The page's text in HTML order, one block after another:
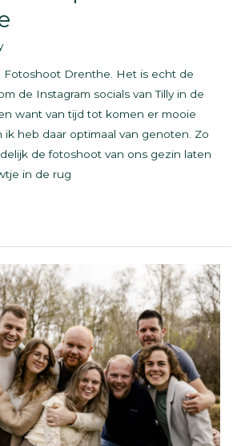
Fotoshoot Drenthe. Het is echt de
de Instagram socials van Tilly in de
want van tijd tot komen er mooie
ik heb daar optimaal van genoten. Zo
de fotoshoot van ons gezin laten
in de rug